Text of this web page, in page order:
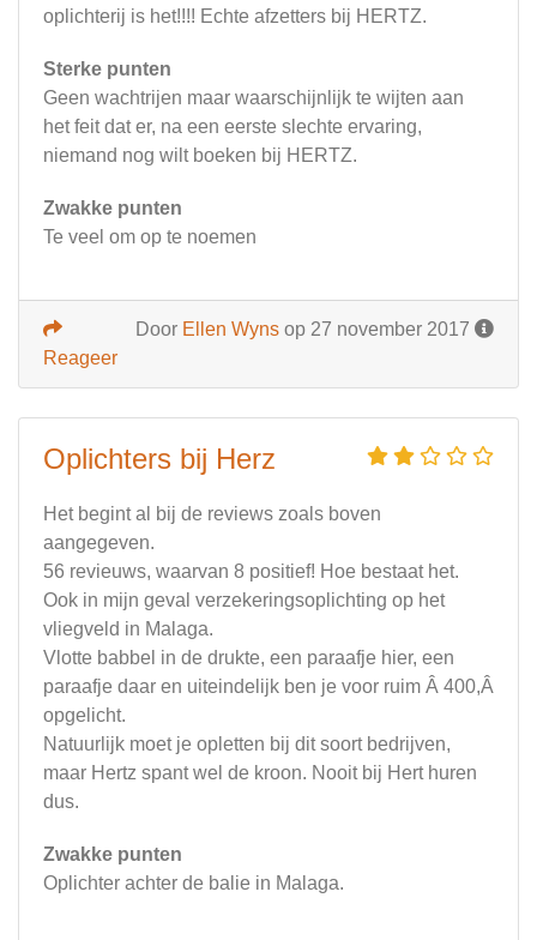
oplichterij is het!!!! Echte afzetters bij HERTZ.
Sterke punten
Geen wachtrijen maar waarschijnlijk te wijten aan
het feit dat er, na een eerste slechte ervaring,
niemand nog wilt boeken bij HERTZ.
Zwakke punten
Te veel om op te noemen
Door Ellen Wyns op 27 november 2017
Reageer
Oplichters bij Herz
Het begint al bij de reviews zoals boven
aangegeven.
56 revieuws, waarvan 8 positief! Hoe bestaat het.
Ook in mijn geval verzekeringsoplichting op het
vliegveld in Malaga.
Vlotte babbel in de drukte, een paraafje hier, een
paraafje daar en uiteindelijk ben je voor ruim Â 400,Â
opgelicht.
Natuurlijk moet je opletten bij dit soort bedrijven,
maar Hertz spant wel de kroon. Nooit bij Hert huren
dus.
Zwakke punten
Oplichter achter de balie in Malaga.